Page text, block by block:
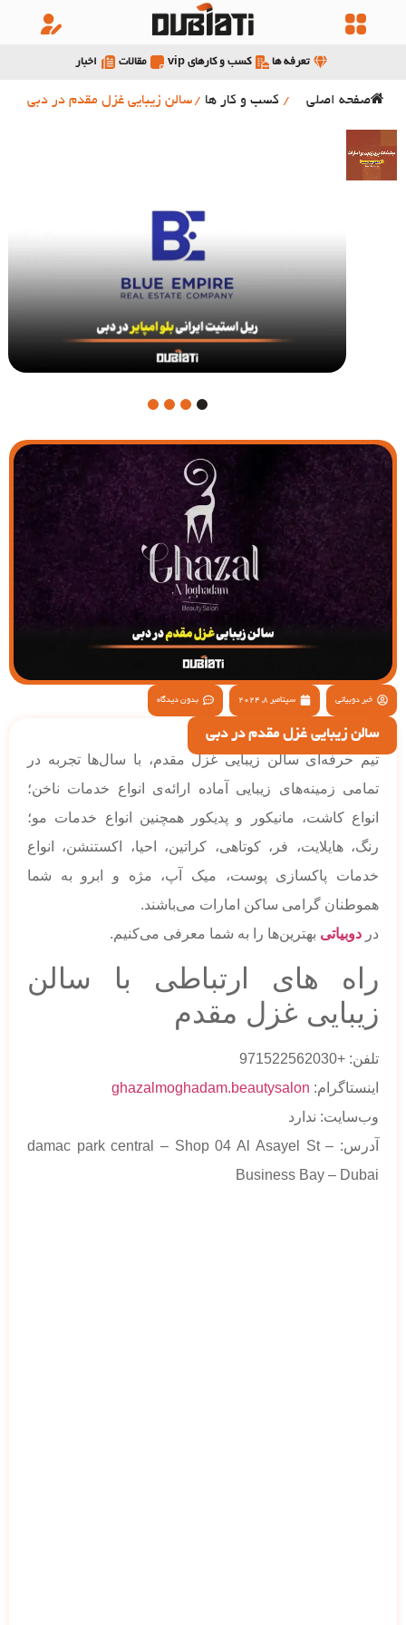
تعرفه ها کسب و کارهای vip مقالات اخبار
صفحه اصلی / کسب و کار ها /سالن زیبایی غزل مقدم در دبی
خبر دوبیاتی سپتامبر 8, 2024 بدون دیدگاه
سالن زیبایی غزل مقدم در دبی
تیم حرفه‌ای سالن زیبایی غزل مقدم، با سال‌ها تجربه در
تمامی زمینه‌های زیبایی آماده ارائه‌ی‌ انواع خدمات ناخن؛
انواع کاشت، مانیکور و پدیکور همچنین انواع خدمات مو؛
رنگ، هایلایت، فر، کوتاهی، کراتین، احیا، اکستنشن، انواع
خدمات پاکسازی پوست، میک آپ، مژه و ابرو به شما
هموطنان گرامی ساکن امارات می‌باشند.
در دوبیاتی بهترین‌ها را به شما معرفی می‌کنیم.
راه های ارتباطی با سالن
زیبایی غزل مقدم
تلفن: +971522562030
اینستاگرام: ghazalmoghadam.beautysalon
وب‌سایت: ندارد
آدرس: damac park central – Shop 04 Al Asayel St –
Business Bay – Dubai
1